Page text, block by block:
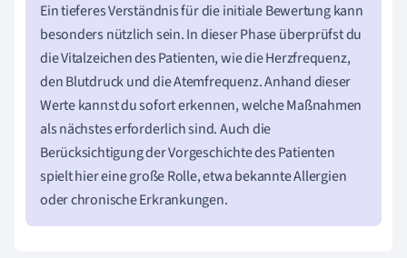
Ein tieferes Verständnis für die initiale Bewertung kann
besonders nützlich sein. In dieser Phase überprüfst du
die Vitalzeichen des Patienten, wie die Herzfrequenz,
den Blutdruck und die Atemfrequenz. Anhand dieser
Werte kannst du sofort erkennen, welche Maßnahmen
als nächstes erforderlich sind. Auch die
Berücksichtigung der Vorgeschichte des Patienten
spielt hier eine große Rolle, etwa bekannte Allergien
oder chronische Erkrankungen.